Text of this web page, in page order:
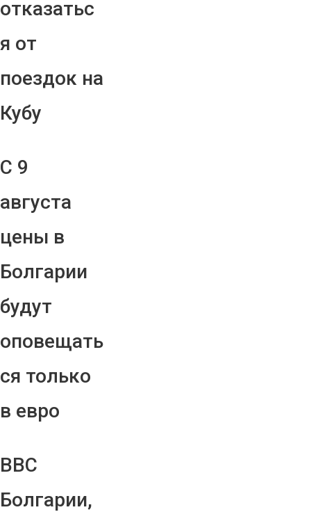
отказатьс
я от
поездок на
Кубу
С 9
августа
цены в
Болгарии
будут
оповещать
ся только
в евро
ВВС
Болгарии,